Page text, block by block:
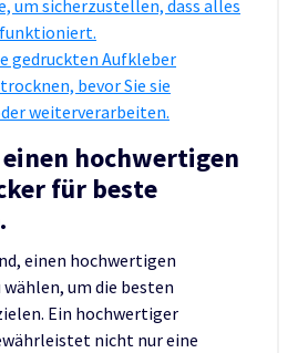
um sicherzustellen, dass alles
gedruckten Aufkleber
bevor Sie sie
weiterverarbeiten.
einen hochwertigen
für beste
einen hochwertigen
um die besten
Ein hochwertiger
nicht nur eine